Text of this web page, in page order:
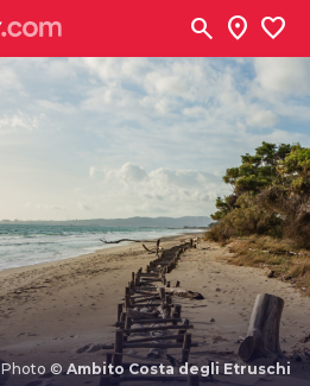
search location_on favorite
Photo ©Ambito Costa degli Etruschi